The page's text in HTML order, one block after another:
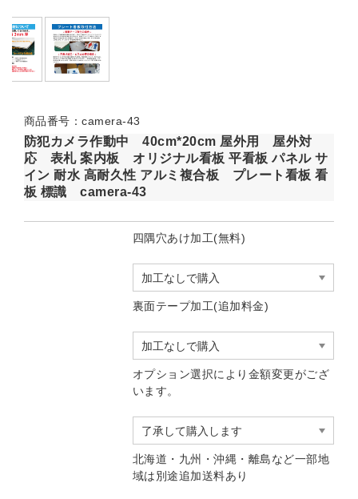
商品番号：camera-43
防犯カメラ作動中 40cm*20cm 屋外用 屋外対
応 表札 案内板 オリジナル看板 平看板 パネル サ
イン 耐水 高耐久性 アルミ複合板 プレート看板 看
板 標識 camera-43
四隅穴あけ加工(無料)
裏面テープ加工(追加料金)
オプション選択により金額変更がござ
います。
北海道・九州・沖縄・離島など一部地
域は別途追加送料あり